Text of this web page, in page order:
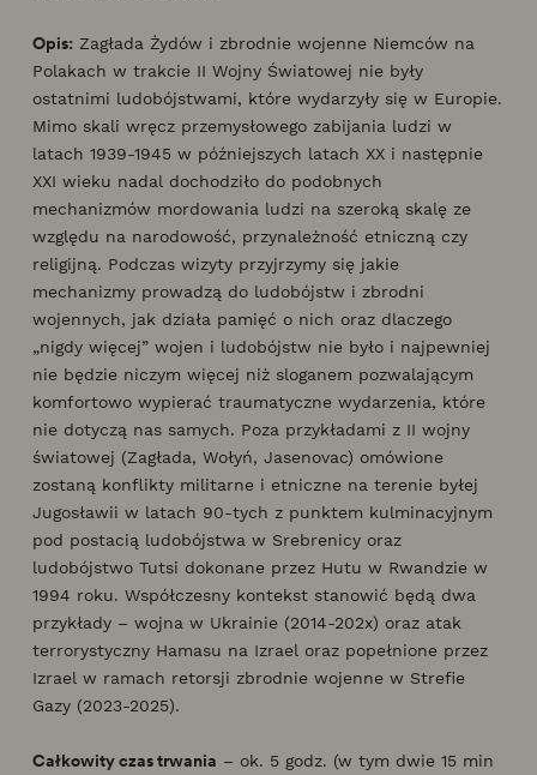
Opis: Zagłada Żydów i zbrodnie wojenne Niemców na
Polakach w trakcie II Wojny Światowej nie były
ostatnimi ludobójstwami, które wydarzyły się w Europie.
Mimo skali wręcz przemysłowego zabijania ludzi w
latach 1939-1945 w późniejszych latach XX i następnie
XXI wieku nadal dochodziło do podobnych
mechanizmów mordowania ludzi na szeroką skalę ze
względu na narodowość, przynależność etniczną czy
religijną. Podczas wizyty przyjrzymy się jakie
mechanizmy prowadzą do ludobójstw i zbrodni
wojennych, jak działa pamięć o nich oraz dlaczego
„nigdy więcej” wojen i ludobójstw nie było i najpewniej
nie będzie niczym więcej niż sloganem pozwalającym
komfortowo wypierać traumatyczne wydarzenia, które
nie dotyczą nas samych. Poza przykładami z II wojny
światowej (Zagłada, Wołyń, Jasenovac) omówione
zostaną konflikty militarne i etniczne na terenie byłej
Jugosławii w latach 90-tych z punktem kulminacyjnym
pod postacią ludobójstwa w Srebrenicy oraz
ludobójstwo Tutsi dokonane przez Hutu w Rwandzie w
1994 roku. Współczesny kontekst stanowić będą dwa
przykłady – wojna w Ukrainie (2014-202x) oraz atak
terrorystyczny Hamasu na Izrael oraz popełnione przez
Izrael w ramach retorsji zbrodnie wojenne w Strefie
Gazy (2023-2025).
Całkowity czas trwania – ok. 5 godz. (w tym dwie 15 min